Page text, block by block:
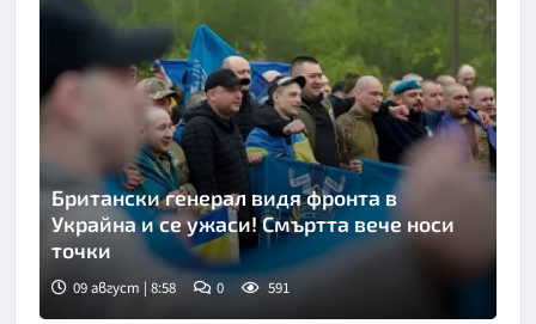
Снимка: Укринформ
Британски генерал видя фронта в
Украйна и се ужаси! Смъртта вече носи
точки
09 август | 8:58 0 591